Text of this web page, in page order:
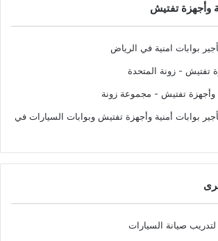
وأجهزة تفتيش
بوابات امنية في الرياض
تفتيش - زونة المتحدة
وأجهزة تفتيش - مجموعة زونة
بوابات أمنية وأجهزة تفتيش وبوابات السيارات في
صيانة السيارات